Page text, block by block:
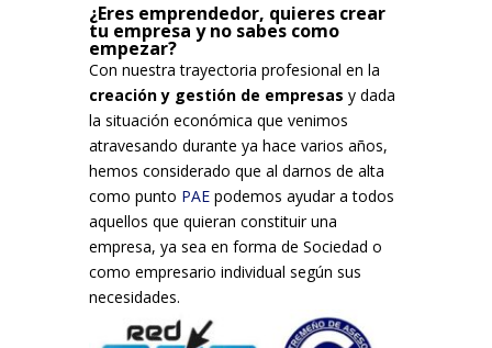
¿Eres emprendedor, quieres crear
tu empresa y no sabes como
empezar?
Con nuestra trayectoria profesional en la
creación y gestión de empresas y dada
la situación económica que venimos
atravesando durante ya hace varios años,
hemos considerado que al darnos de alta
como punto PAEpodemos ayudar a todos
aquellos que quieran constituir una
empresa, ya sea en forma de Sociedad o
como empresario individual según sus
necesidades.